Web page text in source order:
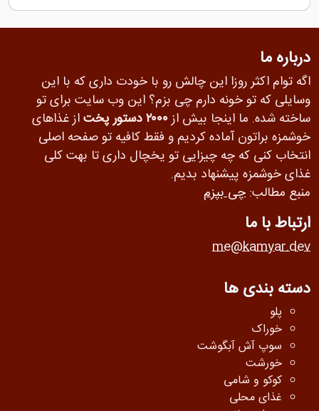
درباره ما
اگه توام اکثر روزا این چالش رو با خودت داری که با این
وسایلی که تو خونه دارم چی بزم؟ این وب سایت برای تو
ساخته شده. ما اینجا بیش از۲۰۰۰ دستور پخت
از غذاهای
خوشمزه براتون آماده کردیم و فقط کافیه تو صفحه اصلی
انتخاب کنی که چه چیزایی تو یخچال داری تا بهت کلی
غذای خوشمزه پیشنهاد بدیم.
منبع مطالب: چی بپزم
ارتباط با ما
me@kamyar.dev
دسته بندی ها
پلو
خوراک
سوپ آش آبگوشت
خورشت
کوکو و شامی
غذای محلی